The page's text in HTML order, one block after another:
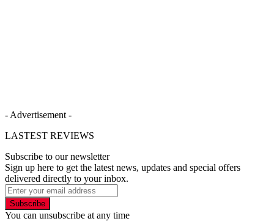
- Advertisement -
LASTEST REVIEWS
Subscribe to our newsletter
Sign up here to get the latest news, updates and special offers
delivered directly to your inbox.
Subscribe
You can unsubscribe at any time